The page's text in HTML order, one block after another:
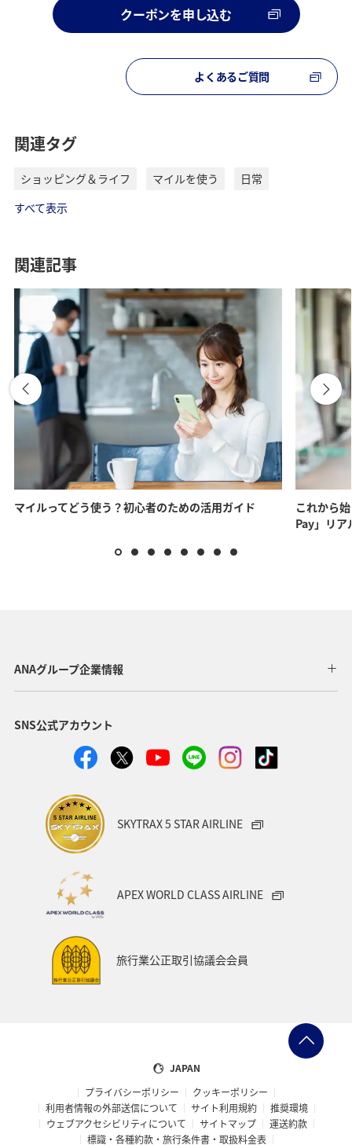
クーポンを申し込む
よくあるご質問
関連タグ
ショッピング＆ライフ マイルを使う
日常
すべて表示
関連記事
マイルってどう使う？初心者のための活用ガイド
これから
Pay」リア
ANAグループ企業情報
SNS公式アカウント
SKYTRAX 5 STAR AIRLINE
APEX WORLD CLASS AIRLINE
旅行業公正取引協議会会員
JAPAN
プライバシーポリシー
クッキーポリシー
利用者情報の外部送信について
サイト利用規約
推奨環境
ウェブアクセシビリティについて
サイトマップ
運送約款
標識・各種約款・旅行条件書・取扱料金表